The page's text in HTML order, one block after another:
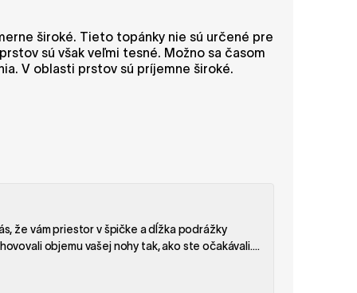
široké. Tieto topánky nie sú určené pre
sú však veľmi tesné. Možno sa časom
V oblasti prstov sú príjemne široké.
že vám priestor v špičke a dĺžka podrážky
objemu vašej nohy tak, ako ste očakávali.